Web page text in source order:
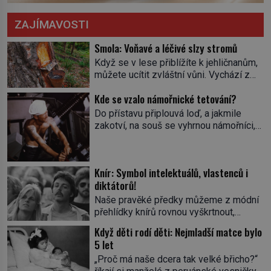
ZAJÍMAVOSTI
Smola: Voňavé a léčivé slzy stromů
Když se v lese přiblížíte k jehličnanům,
můžete ucítit zvláštní vůni. Vychází z
poraněného kmene. Kdysi lidé věřili, že
právě v ní je síla stromu. Smola také
patří k nejstarším surovinám, s nimiž
Kde se vzalo námořnické tetování?
Do přístavu připlouvá loď, a jakmile
zakotví, na souš se vyhrnou námořníci,
potetované paže. Námořnická kérka je
totiž něco jako uniforma. Tetování jako
takové má velmi hlubokou minulost.
Tetovaný je už pračlověk Ötzi, který
Knír: Symbol intelektuálů, vlastenců i
diktátorů!
Naše pravěké předky můžeme z módní
přehlídky knírů rovnou vyškrtnout,
jedním z nejstarších knírů musíme až do
starověkého Egypta. Najdeme ho na
soše egyptského prince Rahotepa, jenž
Když děti rodí děti: Nejmladší matce bylo
5 let
„Proč má naše dcera tak velké břicho?“